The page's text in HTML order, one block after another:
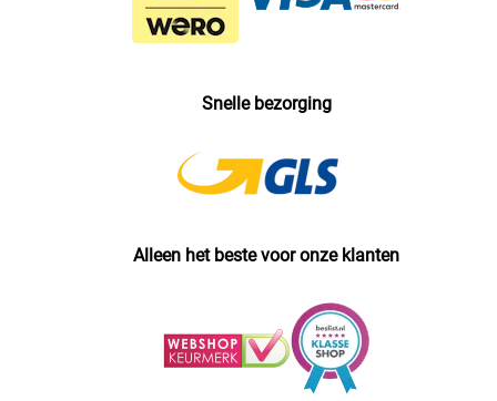
Snelle bezorging
Alleen het beste voor onze klanten